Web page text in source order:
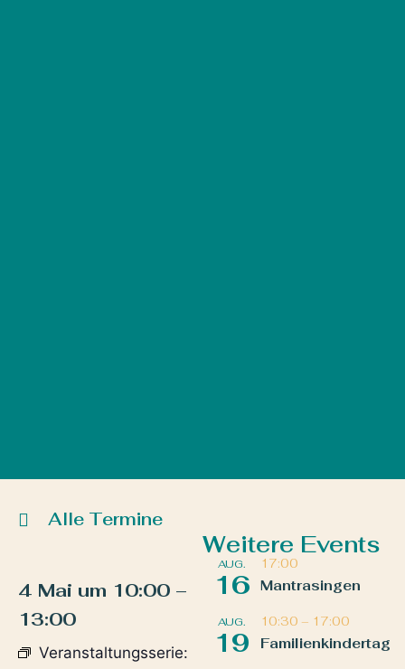
Alle Termine
4 Mai um 10:00 –
13:00
Veranstaltungsserie:
Weitere Events
AUG.
16
17:00
Mantrasingen
AUG.
19
10:30 – 17:00
Familienkindertag